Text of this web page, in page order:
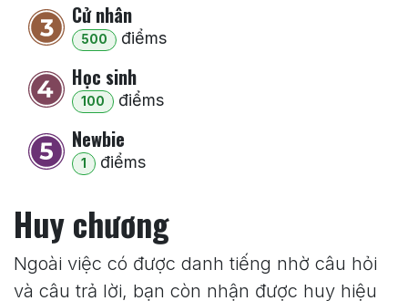
Cử nhân
500 điểms
Học sinh
100 điểms
Newbie
1 điểms
Huy chương
Ngoài việc có được danh tiếng nhờ câu hỏi
và câu trả lời, bạn còn nhận được huy hiệu